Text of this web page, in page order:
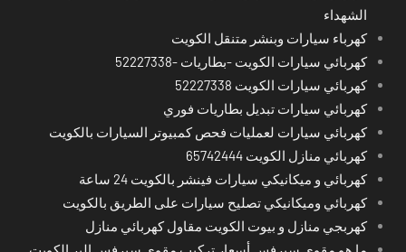
الشهداء
كهرباء سيارات وبنشر متنقل الكويت
كهربائي سيارات الكويت -بطاريات -52227338
كهربائي سيارات الكويت 52227338
كهربائي سيارات تبديل بطاريات فوري
كهربائي سيارات لعمليات فحص كمبيوتر السيارات بالكويت
كهربائي منازل الكويت 65742444
كهربائي و ميكانيكي سيارات فينشر بالكويت 24 ساعة
كهربائي وميكانيكي تصليح سيارات على الطريق بالكويت
كهربجي منازل و بيوت الكويت مقاول كهربائي منازل